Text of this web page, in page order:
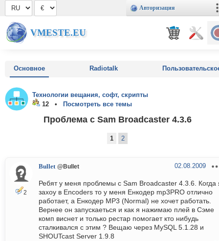
Авторизация
VMESTE.EU
Основное Radiotalk
Технологии вещания, софт, скрипты
12 •
Посмотреть все темы
Проблема с Sam Broadcaster 4.3.6
1 2
2
Bullet @Bullet 02.08.2009
Ребят у меня проблемы c Sam Broadcaster 4.3.6. Когда
захоу в Encoders то у меня Енкодер mp3PRO отлично
работает, а Енкодер MP3 (Normal) не хочет работать.
Вернее он запускаеться и как я нажимаю плей в Сэме
комп виснет и только рестар помогает кто нибудь
сталкивался с этим ? Вещаю через MySQL 5.1.28 и
SHOUTcast Server 1.9.8